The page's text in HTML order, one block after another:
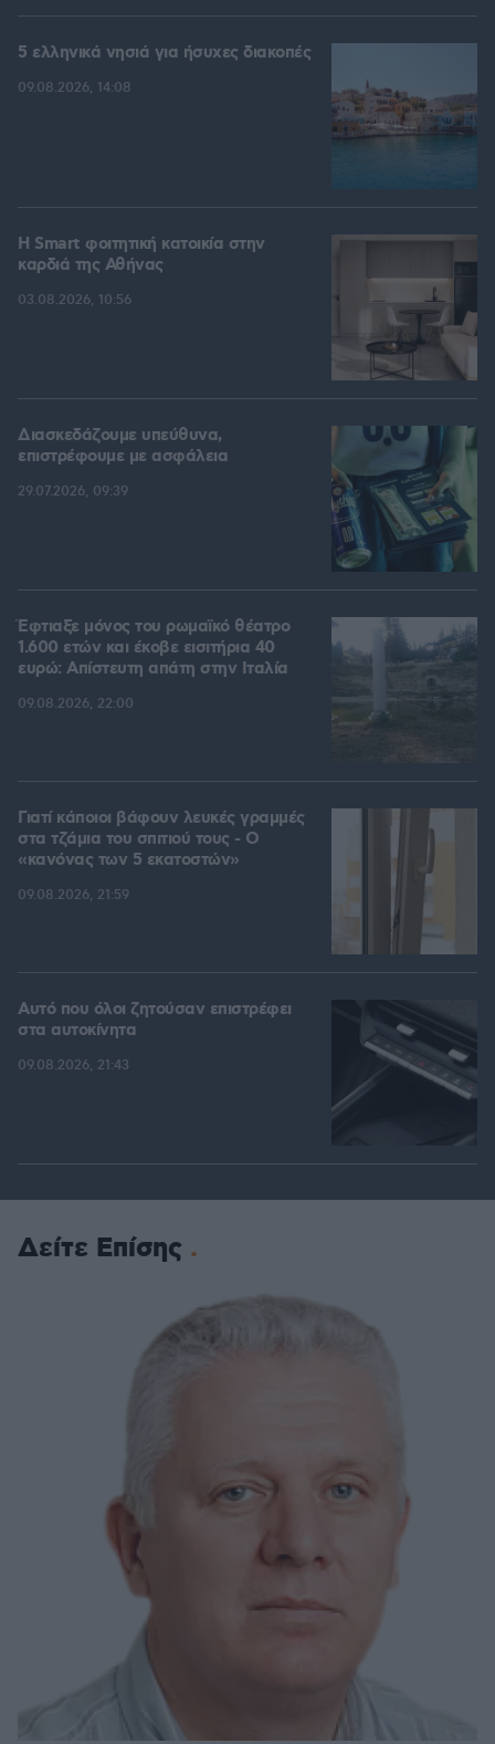
5 ελληνικά νησιά για ήσυχες διακοπές
09.08.2026, 14:08
Η Smart φοιτητική κατοικία στην
καρδιά της Αθήνας
03.08.2026, 10:56
Διασκεδάζουμε υπεύθυνα,
επιστρέφουμε με ασφάλεια
29.07.2026, 09:39
Έφτιαξε μόνος του ρωμαϊκό θέατρο
1.600 ετών και έκοβε εισιτήρια 40
ευρώ: Απίστευτη απάτη στην Ιταλία
09.08.2026, 22:00
Γιατί κάποιοι βάφουν λευκές γραμμές
στα τζάμια του σπιτιού τους - Ο
«κανόνας των 5 εκατοστών»
09.08.2026, 21:59
Αυτό που όλοι ζητούσαν επιστρέφει
στα αυτοκίνητα
09.08.2026, 21:43
Δείτε Επίσης